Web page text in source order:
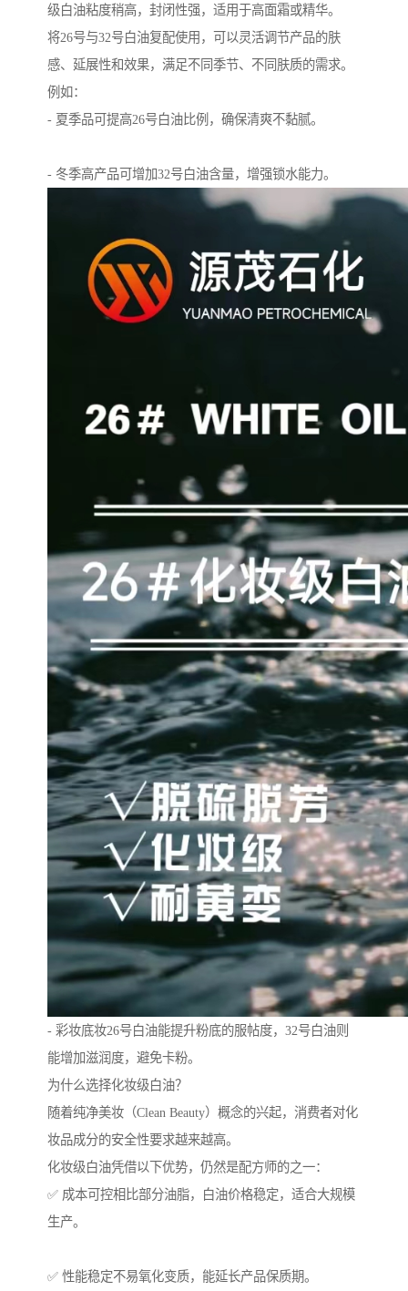
级白油粘度稍高，封闭性强，适用于高面霜或精华。
将26号与32号白油复配使用，可以灵活调节产品的肤
感、延展性和效果，满足不同季节、不同肤质的需求。
例如：
- 夏季品可提高26号白油比例，确保清爽不黏腻。
- 冬季高产品可增加32号白油含量，增强锁水能力。
- 彩妆底妆26号白油能提升粉底的服帖度，32号白油则
能增加滋润度，避免卡粉。
为什么选择化妆级白油？
随着纯净美妆（Clean Beauty）概念的兴起，消费者对化
妆品成分的安全性要求越来越高。
化妆级白油凭借以下优势，仍然是配方师的之一：
✅ 成本可控相比部分油脂，白油价格稳定，适合大规模
生产。
✅ 性能稳定不易氧化变质，能延长产品保质期。